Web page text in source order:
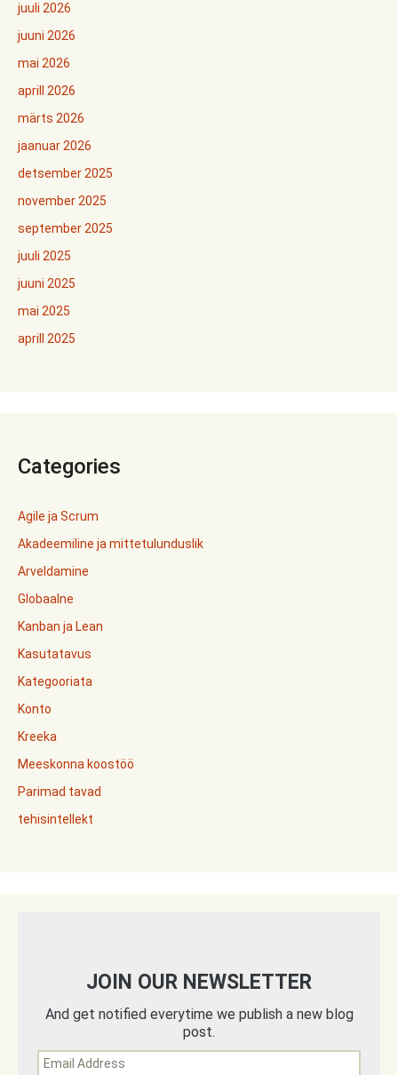
juuli 2026
juuni 2026
mai 2026
aprill 2026
märts 2026
jaanuar 2026
detsember 2025
november 2025
september 2025
juuli 2025
juuni 2025
mai 2025
aprill 2025
Categories
Agile ja Scrum
Akadeemiline ja mittetulunduslik
Arveldamine
Globaalne
Kanban ja Lean
Kasutatavus
Kategooriata
Konto
Kreeka
Meeskonna koostöö
Parimad tavad
tehisintellekt
JOIN OUR NEWSLETTER
And get notified everytime we publish a new blog
post.